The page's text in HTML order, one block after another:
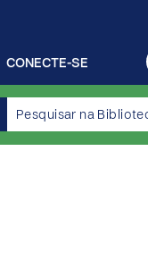
CONECTE-SE